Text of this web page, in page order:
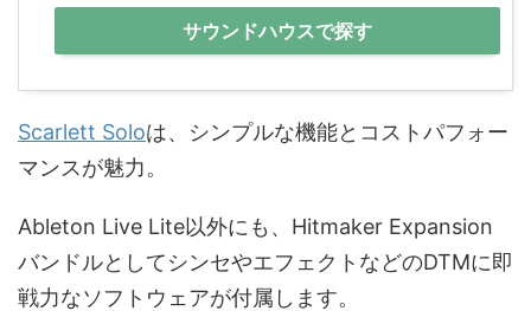
サウンドハウスで探す
Scarlett Soloは、シンプルな機能とコストパフォー
マンスが魅力。
Ableton Live Lite以外にも、Hitmaker Expansion
バンドルとしてシンセやエフェクトなどのDTMに即
戦力なソフトウェアが付属します。